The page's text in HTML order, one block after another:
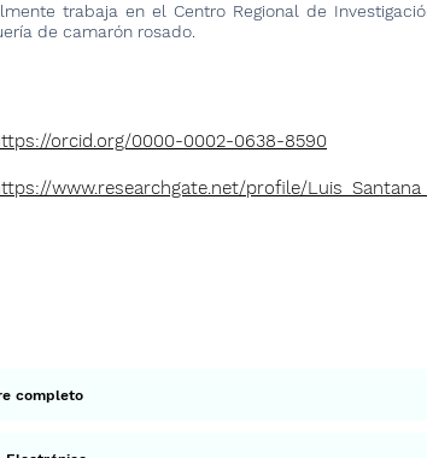
trabaja en el Centro Regional de
de camarón rosado.
orcid.org/0000-0002-0638-8590
www.researchgate.net/profile/